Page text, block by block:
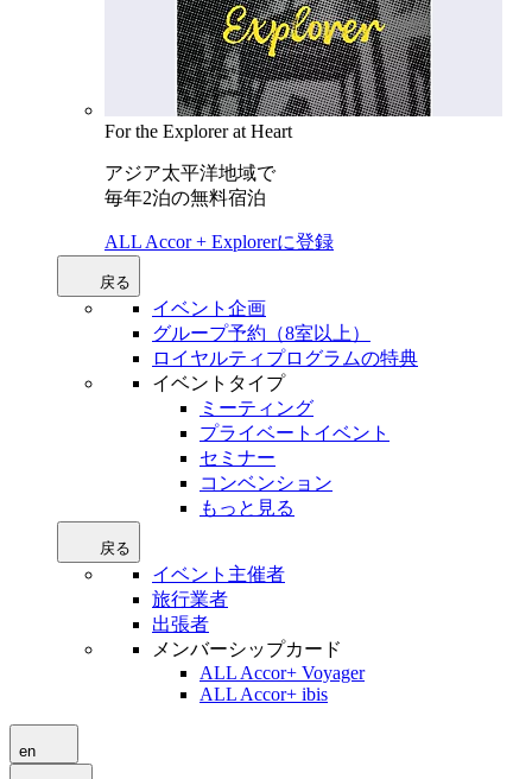
For the Explorer at Heart
アジア太平洋地域で
毎年2泊の無料宿泊
ALL Accor + Explorerに登録
戻る
イベント企画
グループ予約（8室以上）
ロイヤルティプログラムの特典
イベントタイプ
ミーティング
プライベートイベント
セミナー
コンベンション
もっと見る
戻る
イベント主催者
旅行業者
出張者
メンバーシップカード
ALL Accor+ Voyager
ALL Accor+ ibis
en